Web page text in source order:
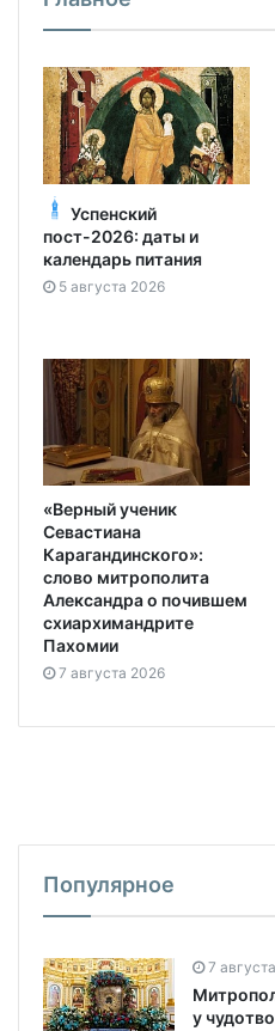
Успенский
пост-2026: даты и
календарь питания
5 августа 2026
«Верный ученик
Севастиана
Карагандинского»:
слово митрополита
Александра о почившем
схиархимандрите
Пахомии
7 августа 2026
Популярное
7
у